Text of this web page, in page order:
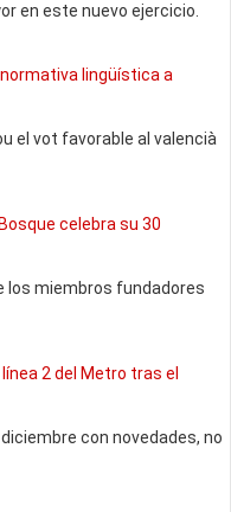
en este nuevo ejercicio.
normativa lingüística a
el vot favorable al valencià
celebra su 30
los miembros fundadores
2 del Metro tras el
con novedades, no